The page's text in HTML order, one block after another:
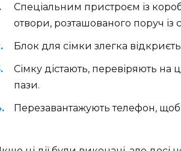
Спеціальним пристроєм із
отвори, розташованого поруч із
Блок для сімки злегка
Сімку дістають, перевіряють на
пази.
Перезавантажують телефон,